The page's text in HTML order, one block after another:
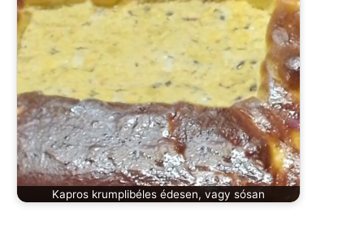
Kapros krumplibéles édesen, vagy sósan